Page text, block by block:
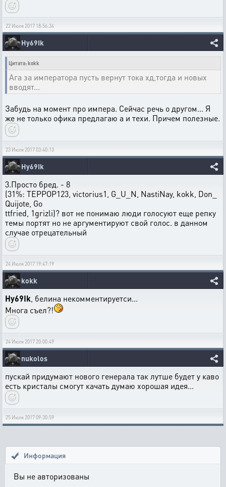
22 Июля 2017 18:56:34
Hy69Ik
Цитата: kokk
Ага за императора пусть вернут тока хд,тогда и новых
вводят...
Забудь на момент про импера. Сейчас речь о другом... Я
же не только офика предлагаю а и техи. Причем полезные.
23 Июля 2017 03:40:13
Hy69Ik
3.Просто бред. - 8
(31%: ТЕРРОР123, victorius1, G_U_N, NastiNay, kokk, Don_
Quijote, Go
ttfried, 1grizli)? вот не понимаю люди голосуют еще репку
темы портят но не аргументируют свой голос. в данном
случае отрецательный
24 Июля 2017 19:47:19
kokk
Hy69Ik , белина некомментируетси...
Многа съел?!
24 Июля 2017 20:00:49
nukolos
пускай придумают нового генерала так лутше будет у каво
есть кристалы смогут качать думаю хорошая идея...
25 Июля 2017 09:30:59
Информация
Вы не авторизованы